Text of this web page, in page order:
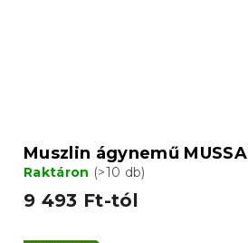
Muszlin ágynemű
Raktáron (>10 db)
9 493 Ft-tól